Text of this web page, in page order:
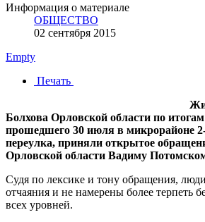
Информация о материале
ОБЩЕСТВО
02 сентября 2015
Empty
Печать
Болхова Орловской области по
прошедшего 30 июля в микрорайоне
переулка, приняли открытое
Орловской области Вадиму
Судя по лексике и тону обращения,
отчаяния и не намерены более терпеть
всех уровней.